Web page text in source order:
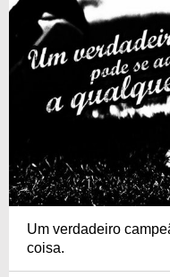
Um verdadeiro
coisa.